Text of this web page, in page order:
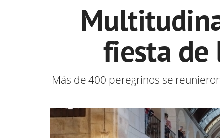
fiesta de
Más de 400 peregrinos se